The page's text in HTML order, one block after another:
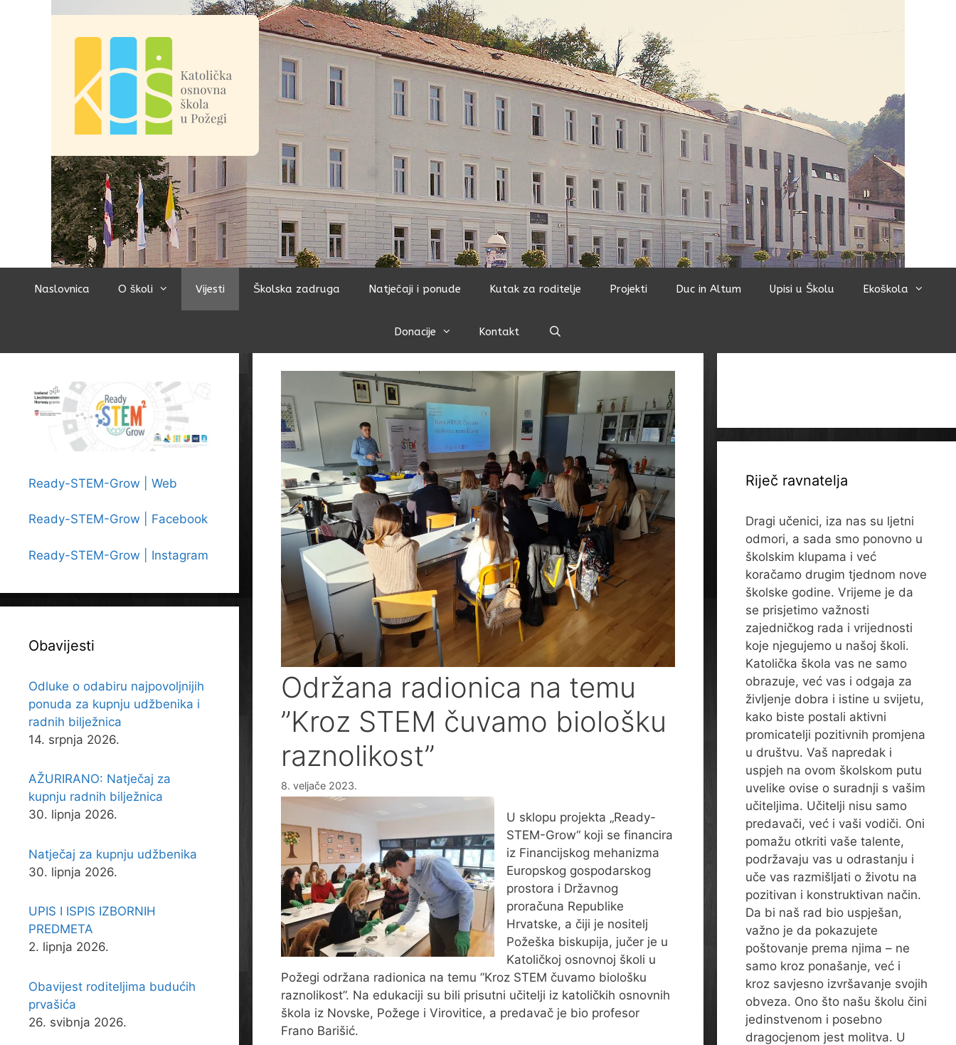
Naslovnica O školi Vijesti Školska zadruga Natječaji i ponude Kutak za roditelje Projekti Duc in Altum Upisi u Školu Ekoškola
Donacije Kontakt
Održana radionica na temu
”Kroz STEM čuvamo biološku
raznolikost”
8. veljače 2023.
U sklopu projekta „Ready-
STEM-Grow“ koji se financira
iz Financijskog mehanizma
Europskog gospodarskog
prostora i Državnog
proračuna Republike
Hrvatske, a čiji je nositelj
Požeška biskupija, jučer je u
Katoličkoj osnovnoj školi u
Požegi održana radionica na temu ”Kroz STEM čuvamo biološku
raznolikost”. Na edukaciji su bili prisutni učitelji iz katoličkih osnovnih
škola iz Novske, Požege i Virovitice, a predavač je bio profesor
Frano Barišić.
Ready-STEM-Grow | Web
Ready-STEM-Grow | Facebook
Ready-STEM-Grow | Instagram
Obavijesti
Odluke o odabiru najpovoljnijih
ponuda za kupnju udžbenika i
radnih bilježnica
14. srpnja 2026.
AŽURIRANO: Natječaj za
kupnju radnih bilježnica
30. lipnja 2026.
Natječaj za kupnju udžbenika
30. lipnja 2026.
UPIS I ISPIS IZBORNIH
PREDMETA
2. lipnja 2026.
Obavijest roditeljima budućih
prvašića
26. svibnja 2026.
Riječ ravnatelja
Dragi učenici, iza nas su ljetni
odmori, a sada smo ponovno u
školskim klupama i već
koračamo drugim tjednom nove
školske godine. Vrijeme je da
se prisjetimo važnosti
zajedničkog rada i vrijednosti
koje njegujemo u našoj školi.
Katolička škola vas ne samo
obrazuje, već vas i odgaja za
življenje dobra i istine u svijetu,
kako biste postali aktivni
promicatelji pozitivnih promjena
u društvu. Vaš napredak i
uspjeh na ovom školskom putu
uvelike ovise o suradnji s vašim
učiteljima. Učitelji nisu samo
predavači, već i vaši vodiči. Oni
pomažu otkriti vaše talente,
podržavaju vas u odrastanju i
uče vas razmišljati o životu na
pozitivan i konstruktivan način.
Da bi naš rad bio uspješan,
važno je da pokazujete
poštovanje prema njima – ne
samo kroz ponašanje, već i
kroz savjesno izvršavanje svojih
obveza. Ono što našu školu čini
jedinstvenom i posebno
dragocjenom jest molitva. U